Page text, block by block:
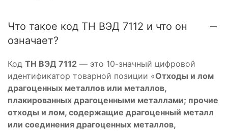
Что такое код ТН ВЭД 7112 и что он
означает?
Код ТН ВЭД 7112 — это 10-значный цифровой
идентификатор товарной позиции «Отходы и лом
драгоценных металлов или металлов,
плакированных драгоценными металлами; прочие
отходы и лом, содержащие драгоценный металл
или соединения драгоценных металлов,